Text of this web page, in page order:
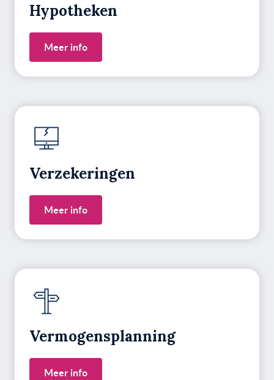
Hypotheken
Meer info
Verzekeringen
Meer info
Vermogens­planning
Meer info